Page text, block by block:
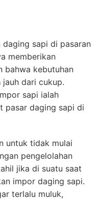
sapi di pasaran
memberikan
bahwa kebutuhan
dari cukup.
sapi ialah
pasar daging sapi di
untuk tidak mulai
pengelolahan
jika di suatu saat
impor daging sapi.
terlalu muluk,